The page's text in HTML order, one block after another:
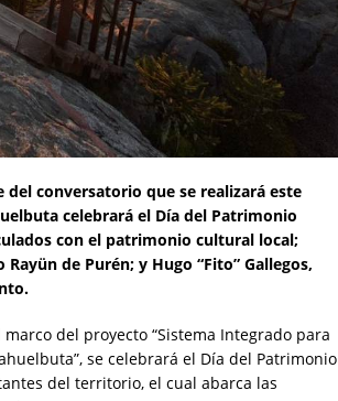
conversatorio que se realizará este
celebrará el Día del Patrimonio
con el patrimonio cultural local;
de Purén; y Hugo “Fito” Gallegos,
marco del proyecto “Sistema Integrado para
se celebrará el Día del Patrimonio
del territorio, el cual abarca las